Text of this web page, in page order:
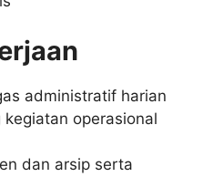
administratif harian
operasional
dan arsip serta